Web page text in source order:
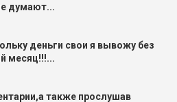
думают...
деньги свои я вывожу без
месяц!!!...
также прослушав